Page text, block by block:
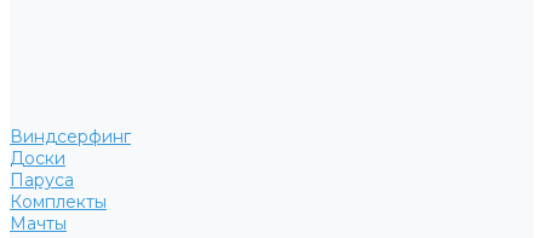
Виндсерфинг
Доски
Паруса
Комплекты
Мачты